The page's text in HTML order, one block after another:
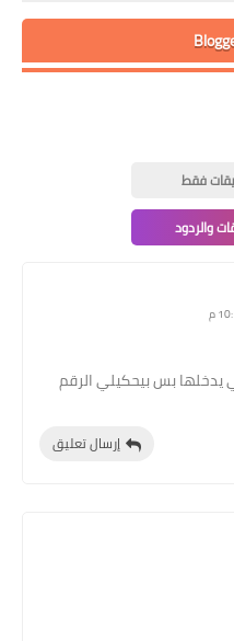
فقط
والردود
يدخلها بس بيحكيلي الرقم
إرسال تعليق